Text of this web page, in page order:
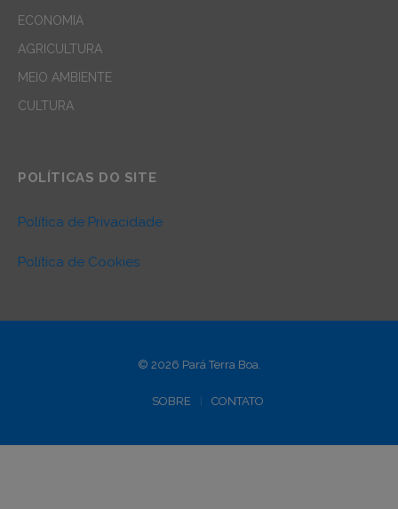
ECONOMIA
AGRICULTURA
MEIO AMBIENTE
CULTURA
POLÍTICAS DO SITE
Política de Privacidade
Política de Cookies
© 2026 Pará Terra Boa.
SOBRE CONTATO